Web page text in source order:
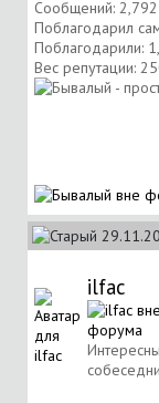
Сообщений: 2,792
Поблагодарил
Поблагодарили:
Вес репутации:
ilfac